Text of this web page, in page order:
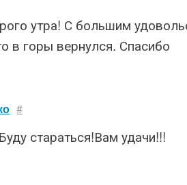
утра! С большим
в горы вернулся. Спасибо
#
Буду стараться!Вам удачи!!!